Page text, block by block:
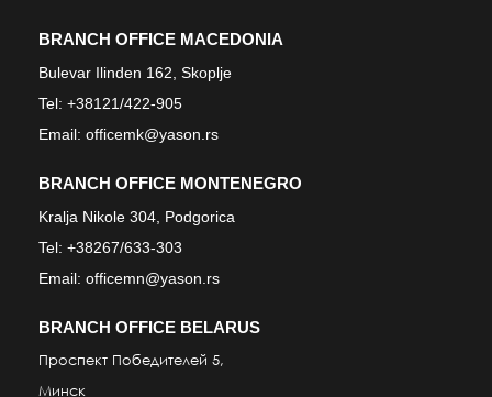
BRANCH OFFICE MACEDONIA
Bulevar Ilinden 162, Skoplje
Tel: +38121/422-905
Email: officemk@yason.rs
BRANCH OFFICE MONTENEGRO
Kralja Nikole 304, Podgorica
Tel: +38267/633-303
Email: officemn@yason.rs
BRANCH OFFICE BELARUS
Проспект Победителeй 5,
Минск